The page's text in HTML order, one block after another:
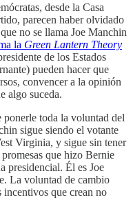
desde la Casa
parecen haber olvidado
no se llama Joe Manchin
la Green Lantern Theory
de los Estados
pueden hacer que
convencer a la opinión
algo suceda.
ponerle toda la voluntad del
sigue siendo el votante
Virginia, y sigue sin tener
que hizo Bernie
presidencial. Él es Joe
La voluntad de cambio
incentivos que crean no